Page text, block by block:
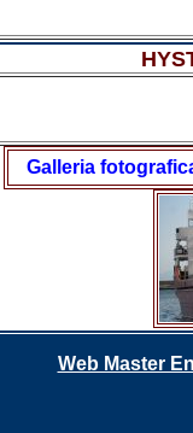
Galleria
Web Master